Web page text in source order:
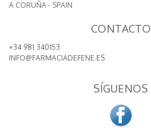
A CORUÑA - SPAIN
CONTACTO
+34 981 340153
INFO@FARMACIADEFENE.ES
SÍGUENOS